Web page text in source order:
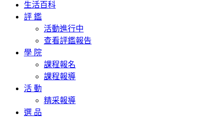
生活百科
評 鑑
活動進行中
查看評鑑報告
學 院
課程報名
課程報導
活 動
精采報導
選 品